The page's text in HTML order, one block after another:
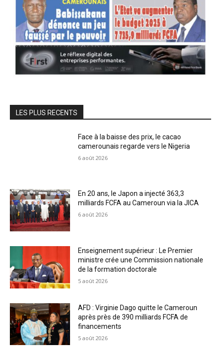
LES PLUS RECENTS
Face à la baisse des prix, le cacao
camerounais regarde vers le Nigeria
6 août 2026
En 20 ans, le Japon a injecté 363,3
milliards FCFA au Cameroun via la JICA
6 août 2026
Enseignement supérieur : Le Premier
ministre crée une Commission nationale
de la formation doctorale
5 août 2026
AFD : Virginie Dago quitte le Cameroun
après près de 390 milliards FCFA de
financements
5 août 2026